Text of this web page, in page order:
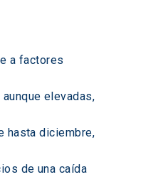
a factores
elevadas,
hasta diciembre,
de una caída